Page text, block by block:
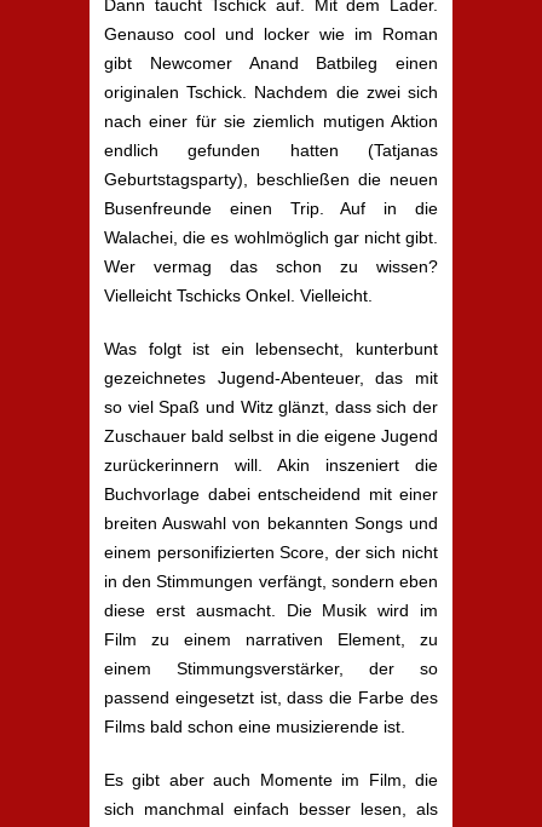
Dann taucht Tschick auf. Mit dem Lader.
Genauso cool und locker wie im Roman
gibt Newcomer Anand Batbileg einen
originalen Tschick. Nachdem die zwei sich
nach einer für sie ziemlich mutigen Aktion
endlich gefunden hatten (Tatjanas
Geburtstagsparty), beschließen die neuen
Busenfreunde einen Trip. Auf in die
Walachei, die es wohlmöglich gar nicht gibt.
Wer vermag das schon zu wissen?
Vielleicht Tschicks Onkel. Vielleicht.
Was folgt ist ein lebensecht, kunterbunt
gezeichnetes Jugend-Abenteuer, das mit
so viel Spaß und Witz glänzt, dass sich der
Zuschauer bald selbst in die eigene Jugend
zurückerinnern will. Akin inszeniert die
Buchvorlage dabei entscheidend mit einer
breiten Auswahl von bekannten Songs und
einem personifizierten Score, der sich nicht
in den Stimmungen verfängt, sondern eben
diese erst ausmacht. Die Musik wird im
Film zu einem narrativen Element, zu
einem Stimmungsverstärker, der so
passend eingesetzt ist, dass die Farbe des
Films bald schon eine musizierende ist.
Es gibt aber auch Momente im Film, die
sich manchmal einfach besser lesen, als